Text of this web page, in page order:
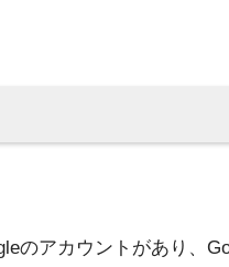
のアカウントがあり、